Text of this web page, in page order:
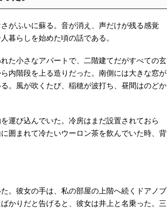
がふいに蘇る。音が消え、声だけが残る感覚
暮らしを始めた頃の話である。
た小さなアパートで、二階建てだがすべての玄
内階段を上る造りだった。南側には大きな窓が
。風が吹くたび、稲穂が波打ち、昼間はのどか
運び込んでいた。冷房はまだ設置されておら
囲まれて冷たいウーロン茶を飲んでいた時、背
。彼女の手は、私の部屋の上階へ続くドアノブ
かりだと告げると、彼女は井上と名乗った。三